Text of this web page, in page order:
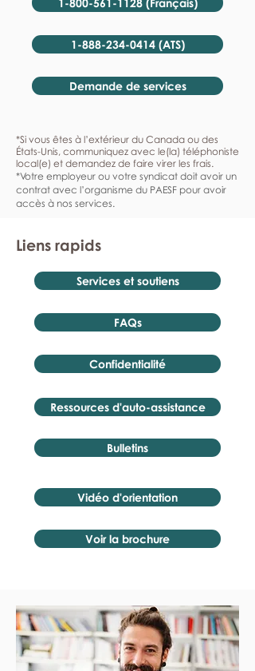
1-800-561-1128 (Français)
1-888-234-0414 (ATS)
Demande de services
*Si vous êtes à l’extérieur du Canada ou des
États-Unis, communiquez avec le(la) téléphoniste
local(e) et demandez de faire virer les frais.
*Votre employeur ou votre syndicat doit avoir un
contrat avec l’organisme du PAESF pour avoir
accès à nos services.
Liens rapids
Services et soutiens
FAQs
Confidentialité
Ressources d'auto-assistance
Bulletins
Vidéo d'orientation
Voir la brochure